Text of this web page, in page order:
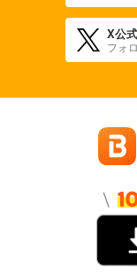
X公
フォ